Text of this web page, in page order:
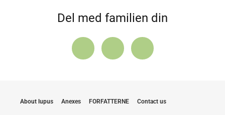
Del med familien din
About lupus Anexes FORFATTERNE Contact us